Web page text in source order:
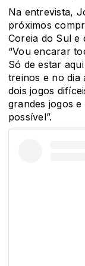
Na entrevista,
próximos
Coreia do Sul e
“Vou encarar
Só de estar
treinos e no dia
dois jogos
grandes jogos
possível”.